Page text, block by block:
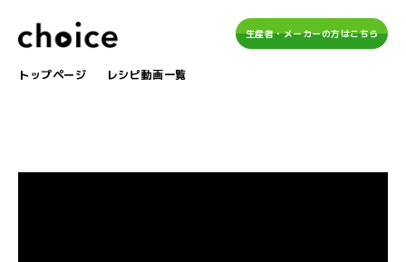
トップページ レシピ動画一覧
生産者・メーカーの方はこちら